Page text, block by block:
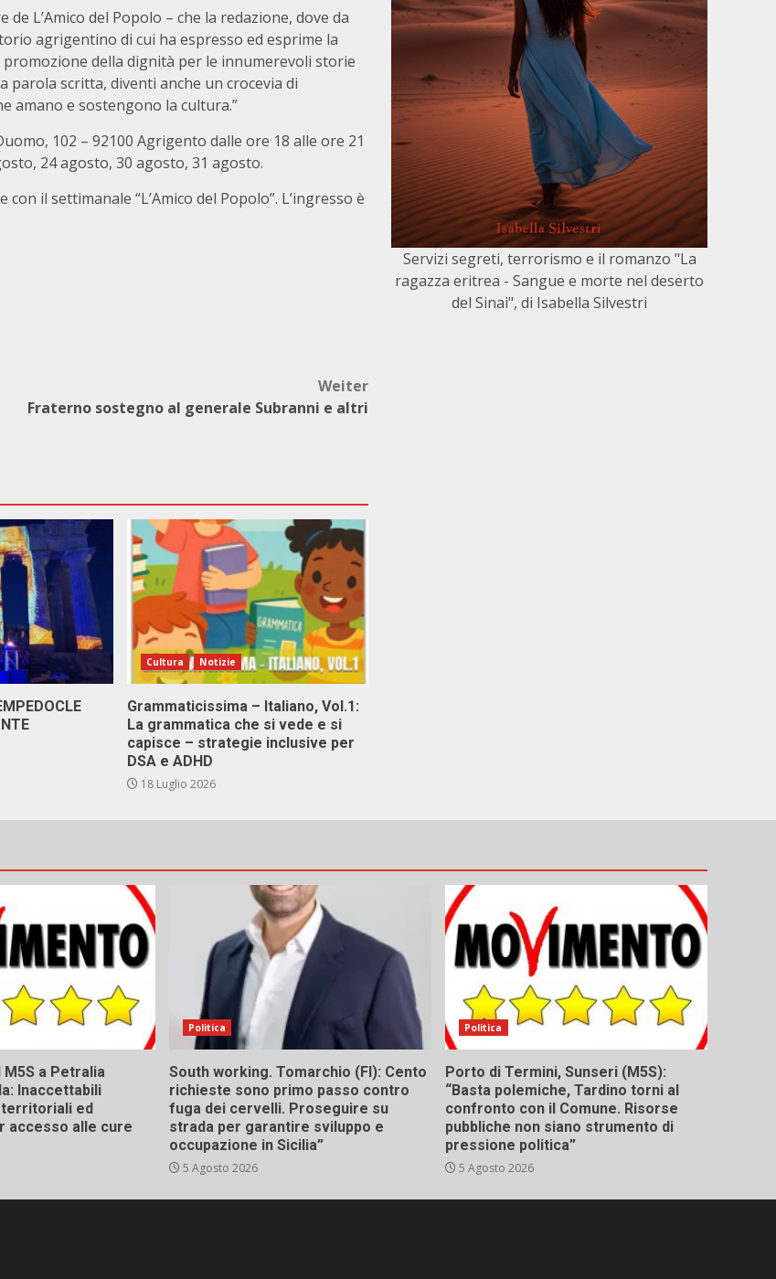
L’Amico del Popolo – che la redazione, dove da
agrigentino di cui ha espresso ed esprime la
della dignità per le innumerevoli storie
parola scritta, diventi anche un crocevia di
amano e sostengono la cultura.”
102 – 92100 Agrigento dalle ore 18 alle ore 21
24 agosto, 30 agosto, 31 agosto.
il settimanale “L’Amico del Popolo”. L’ingresso è
Weiter
Fraterno sostegno al generale Subranni e altri
Cultura Notizie
Grammaticissima – Italiano, Vol.1:
La grammatica che si vede e si
capisce – strategie inclusive per
DSA e ADHD
18 Luglio 2026
Servizi segreti, terrorismo e il romanzo "La
ragazza eritrea - Sangue e morte nel deserto
del Sinai", di Isabella Silvestri
a Petralia
Inaccettabili
territoriali ed
accesso alle cure
Politica
South working. Tomarchio (FI): Cento
richieste sono primo passo contro
fuga dei cervelli. Proseguire su
strada per garantire sviluppo e
occupazione in Sicilia”
5 Agosto 2026
Politica
Porto di Termini, Sunseri (M5S):
“Basta polemiche, Tardino torni al
confronto con il Comune. Risorse
pubbliche non siano strumento di
pressione politica”
5 Agosto 2026